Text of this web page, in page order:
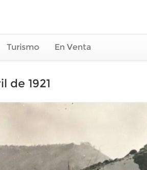
Turismo En Venta
de 1921